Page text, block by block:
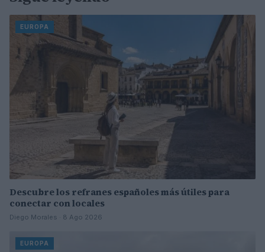
EUROPA
Descubre los refranes españoles más útiles para
conectar con locales
Diego Morales · 8 Ago 2026
EUROPA